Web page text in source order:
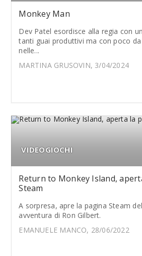
Monkey Man
Dev Patel esordisce alla regia con
tanti guai produttivi ma con poco da
nelle...
MARTINA GRUSOVIN, 3/04/2024
VIDEOGIOCHI
Return to Monkey Island,
Steam
A sorpresa, apre la pagina Steam
avventura di Ron Gilbert.
EMANUELE MANCO, 28/06/2022